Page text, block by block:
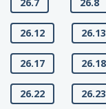
26.12 26.13
26.17 26.18
26.22 26.23